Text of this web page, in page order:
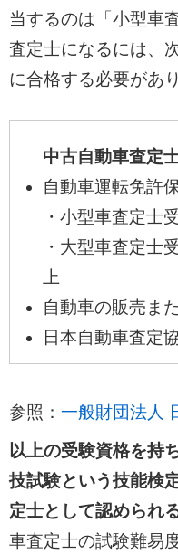
当するのは「小型車
査定士になるには、
に合格する必要があ
中古自動車査定
自動車運転免許
・小型車査定士
・大型車査定士
上
自動車の販売ま
日本自動車査定
参照： 一般財団法人
以上の受験資格を持
技試験という技能検
定士として認められ
車査定士の試験難易